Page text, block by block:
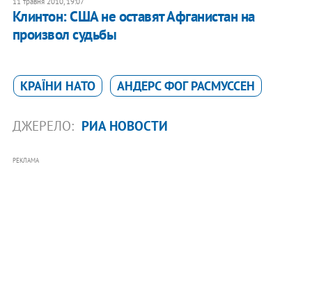
Клинтон: США не оставят Афганистан на
произвол судьбы
КРАЇНИ НАТО АНДЕРС ФОГ РАСМУССЕН
ДЖЕРЕЛО: РИА НОВОСТИ
РЕКЛАМА